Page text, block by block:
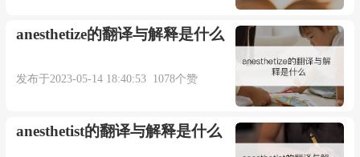
anesthetize的翻译与解释是什么
发布于2023-05-14 18:40:53 1078个赞
anesthetist的翻译与解释是什么